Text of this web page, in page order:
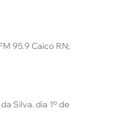
95.9 Caico RN;
Silva. dia 1º de